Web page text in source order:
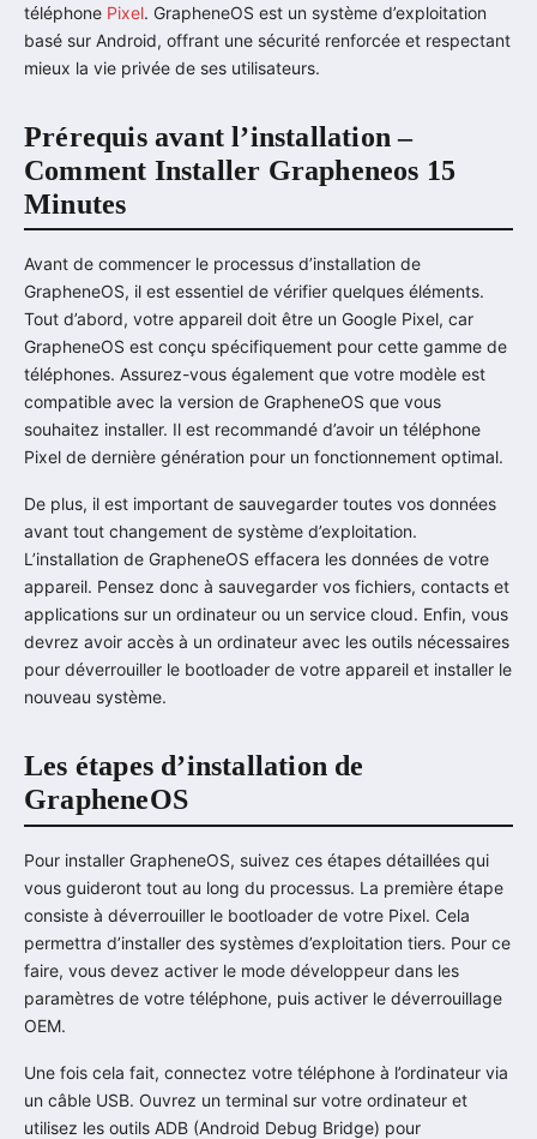
téléphone Pixel. GrapheneOS est un système d’exploitation
basé sur Android, offrant une sécurité renforcée et respectant
mieux la vie privée de ses utilisateurs.
Prérequis avant l’installation –
Comment Installer Grapheneos 15
Minutes
Avant de commencer le processus d’installation de
GrapheneOS, il est essentiel de vérifier quelques éléments.
Tout d’abord, votre appareil doit être un Google Pixel, car
GrapheneOS est conçu spécifiquement pour cette gamme de
téléphones. Assurez-vous également que votre modèle est
compatible avec la version de GrapheneOS que vous
souhaitez installer. Il est recommandé d’avoir un téléphone
Pixel de dernière génération pour un fonctionnement optimal.
De plus, il est important de sauvegarder toutes vos données
avant tout changement de système d’exploitation.
L’installation de GrapheneOS effacera les données de votre
appareil. Pensez donc à sauvegarder vos fichiers, contacts et
applications sur un ordinateur ou un service cloud. Enfin, vous
devrez avoir accès à un ordinateur avec les outils nécessaires
pour déverrouiller le bootloader de votre appareil et installer le
nouveau système.
Les étapes d’installation de
GrapheneOS
Pour installer GrapheneOS, suivez ces étapes détaillées qui
vous guideront tout au long du processus. La première étape
consiste à déverrouiller le bootloader de votre Pixel. Cela
permettra d’installer des systèmes d’exploitation tiers. Pour ce
faire, vous devez activer le mode développeur dans les
paramètres de votre téléphone, puis activer le déverrouillage
OEM.
Une fois cela fait, connectez votre téléphone à l’ordinateur via
un câble USB. Ouvrez un terminal sur votre ordinateur et
utilisez les outils ADB (Android Debug Bridge) pour